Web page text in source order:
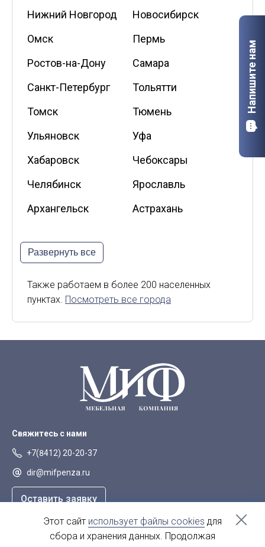
Нижний Новгород
Новосибирск
Омск
Пермь
Ростов-на-Дону
Самара
Санкт-Петербург
Тольятти
Томск
Тюмень
Ульяновск
Уфа
Хабаровск
Чебоксары
Челябинск
Ярославль
Архангельск
Астрахань
Калининград
Киров
Курск
Липецк
Мурманск
Тверь
Развернуть все
Также работаем в более 200 населенных
пунктах. Посмотреть все города
Свяжитесь с нами
+7(8412) 20-20-37
dir@mifpenza.ru
Оставить заявку
Напишите нам
Этот сайт использует файлы cookies для
сбора и хранения данных. Продолжая